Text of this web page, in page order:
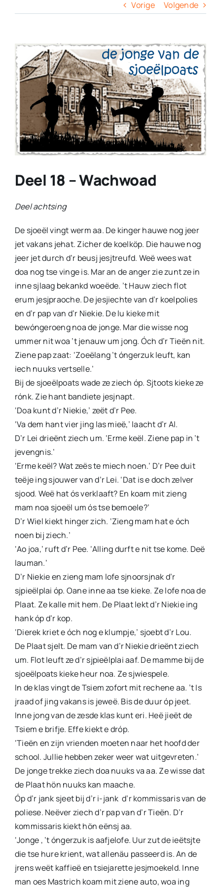
Contact
Vorige Volgende
View
Larger
Image
Deel 18 – Wachwoad
Deel achtsing
De sjoeël vingt werm aa. De kinger hauwe nog jeer
jet vakans jehat. Zicher de koelköp. Die hauwe nog
jeer jet durch d’r beusj jesjtreufd. Weë wees wat
doa nog tse vinge is. Mar an de anger zie zunt ze in
inne sjlaag bekankd woeëde. ’t Hauw ziech flot
erum jesjpraoche. De jesjiechte van d’r koelpolies
en d’r pap van d’r Niekie. De lu kieke mit
bewóngeroeng noa de jonge. Mar die wisse nog
ummer nit woa ’t jenauw um jong. Óch d’r Tieën nit.
Ziene pap zaat: ‘Zoeëlang ’t óngerzuk leuft, kan
iech nuuks vertselle.’
Bij de sjoeëlpoats wade ze ziech óp. Sjtoots kieke ze
rónk. Zie hant bandiete jesjnapt.
‘Doa kunt d’r Niekie,’ zeët d’r Pee.
‘Va dem hant vier jing las mieë,’ laacht d’r Al.
D’r Lei drieënt ziech um. ‘Erme keël. Ziene pap in ’t
jevengnis.’
‘Erme keël? Wat zeës te miech noen.’ D’r Pee duit
teëje ing sjouwer van d’r Lei. ‘Dat is e doch zelver
sjood. Weë hat ós verklaaft? En koam mit zieng
mam noa sjoeël um ós tse bemoele?’
D’r Wiel kiekt hinger zich. ‘Zieng mam hat e óch
noen bij ziech.’
‘Ao joa,’ ruft d’r Pee. ‘Alling durft e nit tse kome. Deë
lauman.’
D’r Niekie en zieng mam lofe sjnoorsjnak d’r
sjpieëlplai óp. Oane inne aa tse kieke. Ze lofe noa de
Plaat. Ze kalle mit hem. De Plaat lekt d’r Niekie ing
hank óp d’r kop.
‘Dierek kriet e óch nog e klumpje,’ sjoebt d’r Lou.
De Plaat sjelt. De mam van d’r Niekie drieënt ziech
um. Flot leuft ze d’r sjpieëlplai aaf. De mamme bij de
sjoeëlpoats kieke heur noa. Ze sjwiespele.
In de klas vingt de Tsiem zofort mit rechene aa. ’t Is
jraad of jing vakans is jeweë. Bis de duur óp jeet.
Inne jong van de zesde klas kunt eri. Heë jieët de
Tsiem e brifje. Effe kiekt e dróp.
‘Tieën en zijn vrienden moeten naar het hoofd der
school. Jullie hebben zeker weer wat uitgevreten.’
De jonge trekke ziech doa nuuks va aa. Ze wisse dat
de Plaat hön nuuks kan maache.
Óp d’r jank sjeet bij d’r i-jank d’r kommissaris van de
poliese. Neëver ziech d’r pap van d’r Tieën. D’r
kommissaris kiekt hön eënsj aa.
‘Jonge , ’t óngerzuk is aafjelofe. Uur zut de ieëtsjte
die tse hure krient, wat allenäu passeerd is. An de
jrens weët kaffieë en tsiejarette jesjmoekeld. Inne
man oes Mastrich koam mit ziene auto, woa ing